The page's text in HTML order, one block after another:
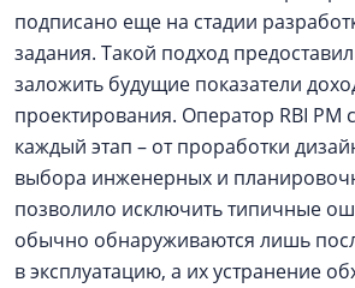
подписано еще на стадии
задания. Такой подход
заложить будущие показатели
проектирования. Оператор RBI PM
каждый этап – от проработки
выбора инженерных и
позволило исключить типичные
обычно обнаруживаются лишь
в эксплуатацию, а их устранение